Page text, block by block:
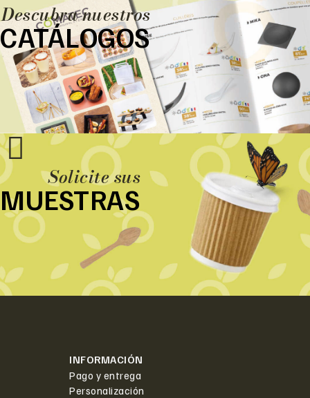
Descubra nuestros
CATÁLOGOS
Solicite sus
MUESTRAS
INFORMACIÓN
Pago y entrega
Personalización